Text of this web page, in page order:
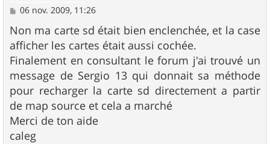
M
s
s
a
g
e
06 nov. 2009, 11:26
Non ma carte sd était bien enclenchée, et la case
afficher les cartes était aussi cochée.
Finalement en consultant le forum j'ai trouvé un
message de Sergio 13 qui donnait sa méthode
pour recharger la carte sd directement a partir
de map source et cela a marché
Merci de ton aide
caleg